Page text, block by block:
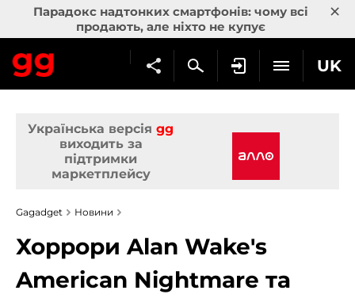
Парадокс надтонких смартфонів: чому всі
продають, але ніхто не купує
×
UK
Українська версія gg
виходить за
підтримки
маркетплейсу
Gagadget Новини
Хоррори Alan Wake's
American Nightmare та